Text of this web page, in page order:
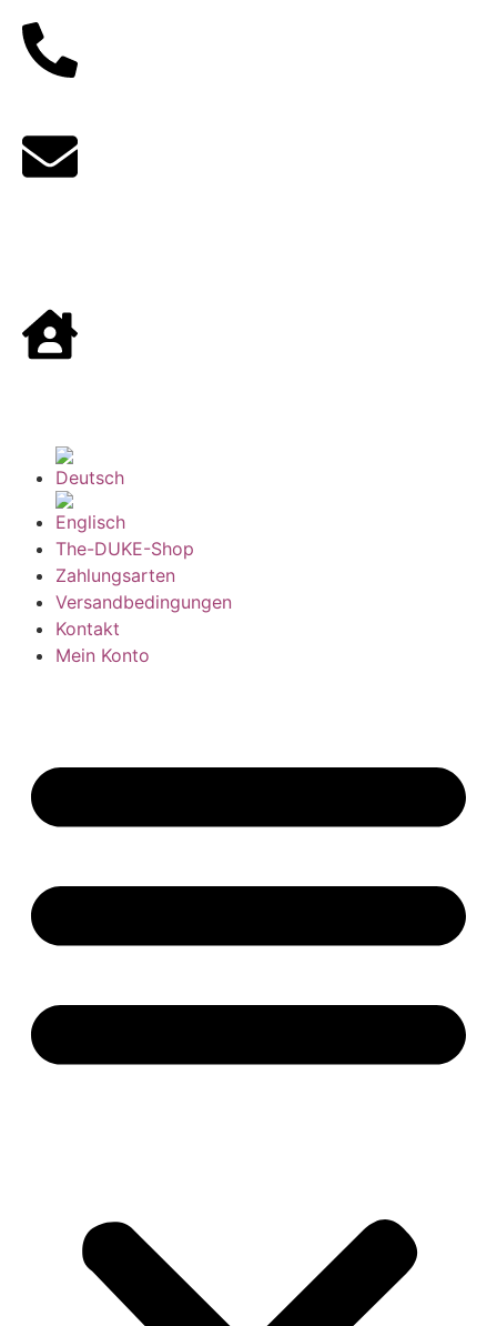
The-DUKE-Shop
Zahlungsarten
Versandbedingungen
Kontakt
Mein Konto